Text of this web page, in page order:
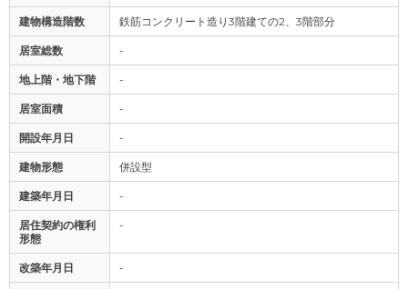
建物構造階数 鉄筋コンクリート造り3階建ての2、3階部分
居室総数 -
地上階・地下階 -
居室面積 -
開設年月日 -
建物形態 併設型
建築年月日 -
居住契約の権利
形態
-
改築年月日 -